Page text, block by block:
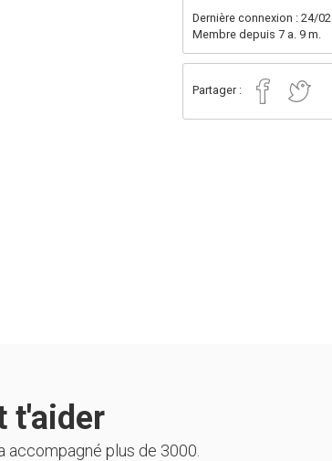
Dernière connexion : 24/02
Membre depuis 7 a. 9 m.
Partager :
t'aider
plus de 3000.